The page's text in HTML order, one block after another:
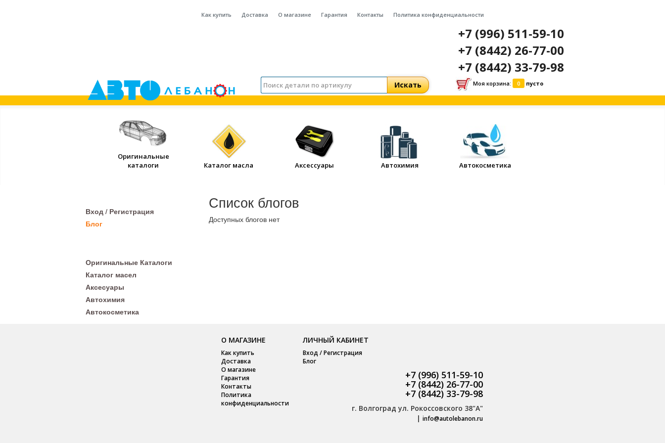
Как купить Доставка О магазине Гарантия Контакты Политика конфиденциальности
+7 (996) 511-59-10
+7 (8442) 26-77-00
+7 (8442) 33-79-98
Моя корзина: 0 пусто
Оригинальные
каталоги
Каталог масла Аксессуары Автохимия Автокосметика
Вход / Регистрация
Блог
Оригинальные Каталоги
Каталог масел
Аксесуары
Автохимия
Автокосметика
Список блогов
Доступных блогов нет
О МАГАЗИНЕ
Как купить
Доставка
О магазине
Гарантия
Контакты
Политика
конфиденциальности
ЛИЧНЫЙ КАБИНЕТ
Вход / Регистрация
Блог
+7 (996) 511-59-10
+7 (8442) 26-77-00
+7 (8442) 33-79-98
г. Волгоград ул. Рокоссовского 38"А"
|info@autolebanon.ru